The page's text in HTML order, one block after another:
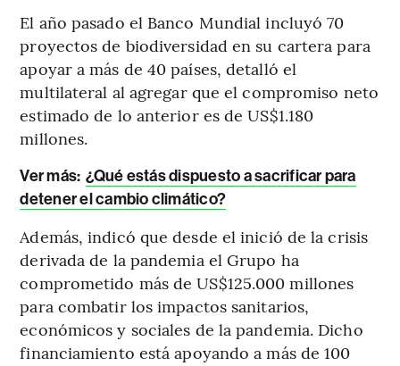
El año pasado el Banco Mundial incluyó 70
proyectos de biodiversidad en su cartera para
apoyar a más de 40 países, detalló el
multilateral al agregar que el compromiso neto
estimado de lo anterior es de US$1.180
millones.
Ver más: ¿Qué estás dispuesto a sacrificar para
detener el cambio climático?
Además, indicó que desde el inició de la crisis
derivada de la pandemia el Grupo ha
comprometido más de US$125.000 millones
para combatir los impactos sanitarios,
económicos y sociales de la pandemia. Dicho
financiamiento está apoyando a más de 100